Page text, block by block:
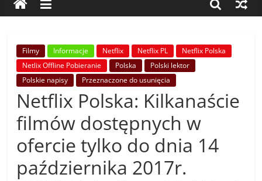
Filmy Informacje Netflix Netflix PL
Netflix Polska
Netlix Offline Pobieranie
Polska
Polski lektor
Polskie napisy
Przeznaczone do usunięcia
Netflix Polska: Kilkanaście
filmów dostępnych w
ofercie tylko do dnia 14
października 2017r.